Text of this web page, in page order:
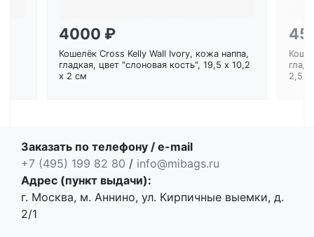
4000 ₽
Кошелёк Cross Kelly Wall Ivory, кожа наппа,
гладкая, цвет "слоновая кость", 19,5 x 10,2
x 2 см
2,5
Заказать по телефону / e-mail
+7 (495) 199 82 80 / info@mibags.ru
Адрес (пункт выдачи):
г. Москва, м. Аннино, ул. Кирпичные выемки, д.
2/1